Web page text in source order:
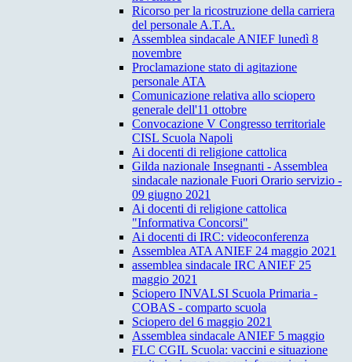
Ricorso per la ricostruzione della carriera
del personale A.T.A.
Assemblea sindacale ANIEF lunedì 8
novembre
Proclamazione stato di agitazione
personale ATA
Comunicazione relativa allo sciopero
generale dell'11 ottobre
Convocazione V Congresso territoriale
CISL Scuola Napoli
Ai docenti di religione cattolica
Gilda nazionale Insegnanti - Assemblea
sindacale nazionale Fuori Orario servizio -
09 giugno 2021
Ai docenti di religione cattolica
"Informativa Concorsi"
Ai docenti di IRC: videoconferenza
Assemblea ATA ANIEF 24 maggio 2021
assemblea sindacale IRC ANIEF 25
maggio 2021
Sciopero INVALSI Scuola Primaria -
COBAS - comparto scuola
Sciopero del 6 maggio 2021
Assemblea sindacale ANIEF 5 maggio
FLC CGIL Scuola: vaccini e situazione